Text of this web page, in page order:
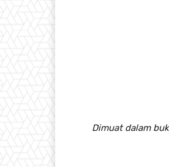
Dimuat dalam